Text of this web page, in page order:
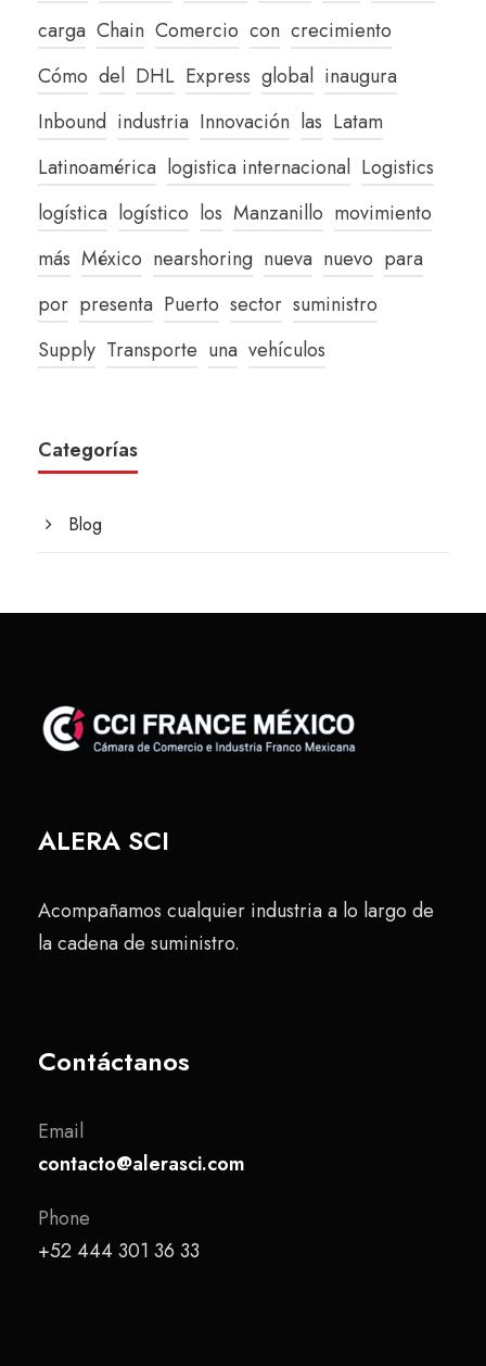
carga Chain Comercio con crecimiento
Cómo del DHL Express global inaugura
Inbound industria Innovación las Latam
Latinoamérica logistica internacional Logistics
logística logístico los Manzanillo movimiento
más México nearshoring nueva nuevo para
por presenta Puerto sector suministro
Supply Transporte una vehículos
Categorías
Blog
ALERA SCI
Acompañamos cualquier industria a lo largo de
la cadena de suministro.
Contáctanos
Email
contacto@alerasci.com
Phone
+52 444 301 36 33